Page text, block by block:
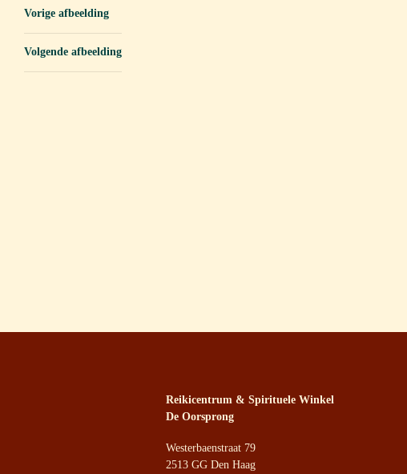
Vorige afbeelding
Volgende afbeelding
Reikicentrum & Spirituele Winkel
De Oorsprong
Westerbaenstraat 79
2513 GG Den Haag